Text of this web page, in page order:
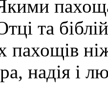
та
пахощів
надія і